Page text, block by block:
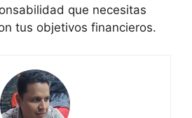
que necesitas
tus objetivos financieros.